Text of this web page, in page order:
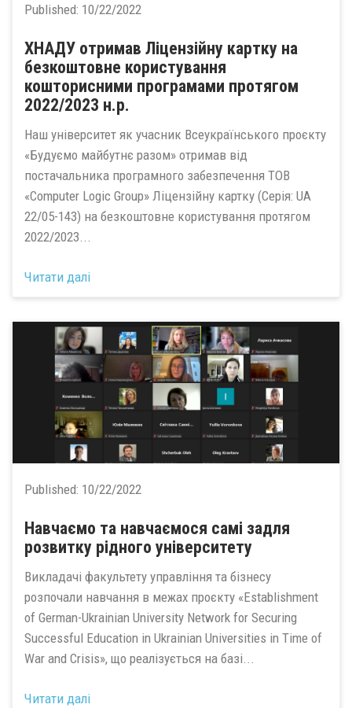
Published: 10/22/2022
ХНАДУ отримав Ліцензійну картку на
безкоштовне користування
кошторисними програмами протягом
2022/2023 н.р.
Наш університет як учасник Всеукраїнського проєкту
«Будуємо майбутнє разом» отримав від
постачальника програмного забезпечення ТОВ
«Computer Logic Group» Ліцензійну картку (Серія: UA
22/05-143) на безкоштовне користування протягом
2022/2023...
Читати далі
Published: 10/22/2022
Навчаємо та навчаємося самі задля
розвитку рідного університету
Викладачі факультету управління та бізнесу
розпочали навчання в межах проєкту «Establishment
of German-Ukrainian University Network for Securing
Successful Education in Ukrainian Universities in Time of
War and Crisis», що реалізується на базі...
Читати далі